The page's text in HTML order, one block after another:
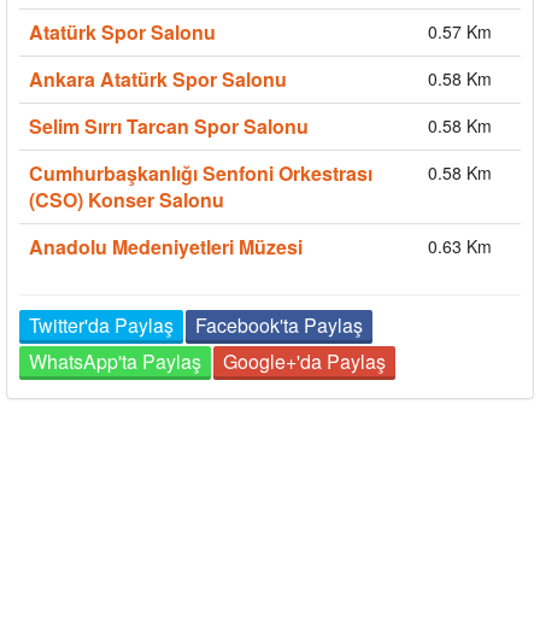
Atatürk Spor Salonu 0.57 Km
Ankara Atatürk Spor Salonu 0.58 Km
Selim Sırrı Tarcan Spor Salonu 0.58 Km
Cumhurbaşkanlığı Senfoni Orkestrası
(CSO) Konser Salonu
0.58 Km
Anadolu Medeniyetleri Müzesi 0.63 Km
Twitter'da Paylaş
Facebook'ta Paylaş
WhatsApp'ta Paylaş
Google+'da Paylaş